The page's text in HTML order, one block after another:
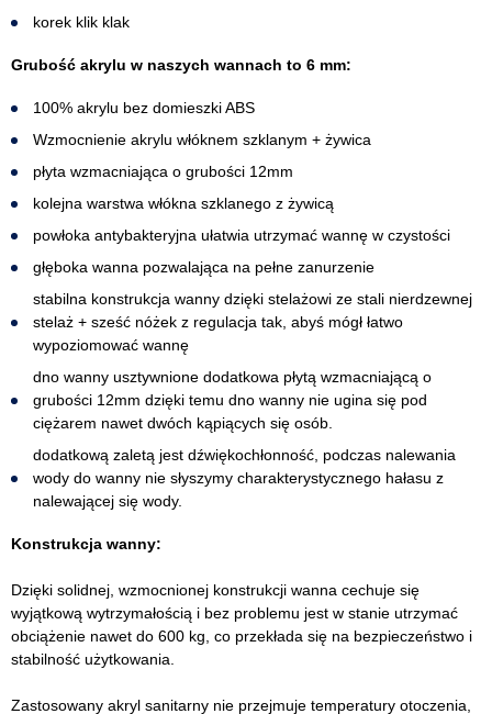
korek klik klak
Grubość akrylu w naszych wannach to 6 mm:
100% akrylu bez domieszki ABS
Wzmocnienie akrylu włóknem szklanym + żywica
płyta wzmacniająca o grubości 12mm
kolejna warstwa włókna szklanego z żywicą
powłoka antybakteryjna ułatwia utrzymać wannę w czystości
głęboka wanna pozwalająca na pełne zanurzenie
stabilna konstrukcja wanny dzięki stelażowi ze stali nierdzewnej
stelaż + sześć nóżek z regulacja tak, abyś mógł łatwo
wypoziomować wannę
dno wanny usztywnione dodatkowa płytą wzmacniającą o
grubości 12mm dzięki temu dno wanny nie ugina się pod
ciężarem nawet dwóch kąpiących się osób.
dodatkową zaletą jest dźwiękochłonność, podczas nalewania
wody do wanny nie słyszymy charakterystycznego hałasu z
nalewającej się wody.
Konstrukcja wanny:
Dzięki solidnej, wzmocnionej konstrukcji wanna cechuje się
wyjątkową wytrzymałością i bez problemu jest w stanie utrzymać
obciążenie nawet do 600 kg, co przekłada się na bezpieczeństwo i
stabilność użytkowania.
Zastosowany akryl sanitarny nie przejmuje temperatury otoczenia,